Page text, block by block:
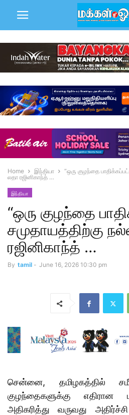
Home இந்தியா
“ஒரு குழந்தை
லதா ரஜினிகாந்த் …
இந்தியா
“ஒரு குழந்தை
சமுதாயத்திற்கு
ரஜினிகாந்த் …
By tamil - June 16, 2026 10:30 pm
சென்னை, தமிழகத்தில்
குழந்தைகளுக்கு எதிரான
அதிகரித்து வருவது